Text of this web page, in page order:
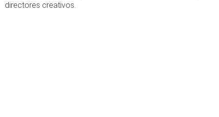
directores creativos.